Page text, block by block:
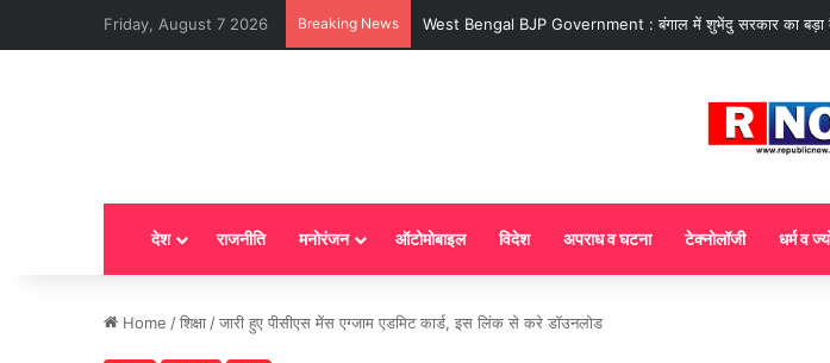
Friday, August 7 2026 Breaking News LPG New Rules : आज से गैस सिलेंडर के 5 नए नियम लागू! जानें
देश राजनीति मनोरंजन ऑटोमोबाइल विदेश अपराध व घटना टेक्नोलॉजी धर्म व
Home /शिक्षा /जारी हुए पीसीएस मेंस एग्जाम एडमिट कार्ड, इस लिंक से करे डॉउनलोड